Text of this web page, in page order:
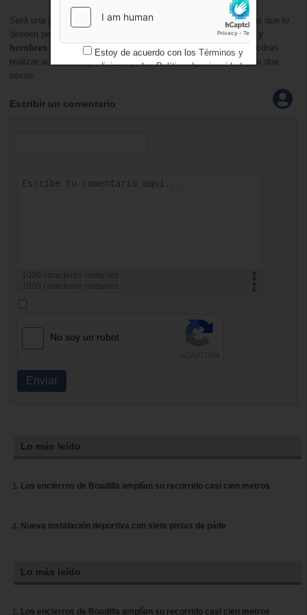
Será una jornada en la que podrán participar todas las personas que lo
deseen pero que está
especialmente pensada para mujeres y
hombres
-por la igualdad- de la zona noroeste de Madrid.
Podrán
realizar actividades juntos, lo que motivará la igualdad entre los dos
sexos.
Escribir un comentario
caracteres restantes
caracteres restantes
No soy un robot
Enviar
Lo más leído
Los encierros de Boadilla amplían su recorrido casi cien metros
Nueva instalación deportiva con siete pistas de páde
Lo más leído
Los encierros de Boadilla amplían su recorrido casi cien metros
Estoy de acuerdo con los Términos y
condicionesy losPolítica de privacidad